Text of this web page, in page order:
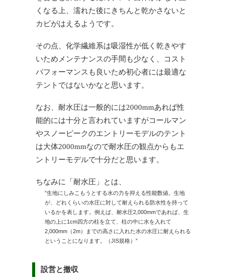
くなる上、濡れた後にきちんと乾かさないと
カビがはえるようです。
その点、化学繊維系は吸湿性が低く乾きやす
いためメンテナンスの手間も少なく、コスト
パフォーマンスも良いため初心者には最適な
テントではないかなと思います。
なお、耐水圧は一般的には2000mmあれば性
能的には十分と言われていますがコールマン
やスノーピークのエントリーモデルのテント
は大体2000mmなので耐水圧の観点からもエ
ントリーモデルで十分だと思います。
ちなみに「耐水圧」とは、
”生地にしみこもうとする水の力を抑える性能数値。生地
が、どれくらいの水圧に対して耐えられる防水性を持って
いるかを表します。例えば、耐水圧2,000mmであれば、生
地の上に1cm四方の柱を立て、柱の中に水を入れて
2,000mm（2m）までの高さに入れた水の水圧に耐えられる
ということになります。（JIS規格）”
設営と撤収